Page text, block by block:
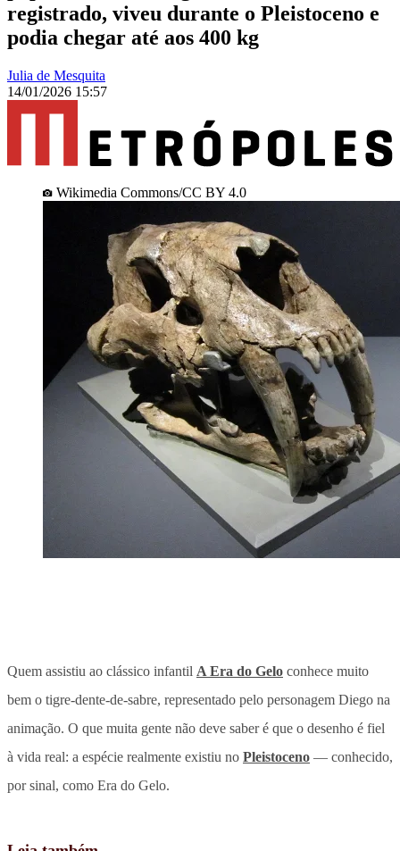
registrado, viveu durante o Pleistoceno e
podia chegar até aos 400 kg
Julia de Mesquita
14/01/2026 15:57
Wikimedia Commons/CC BY 4.0
Quem assistiu ao clássico infantil A Era do Gelo conhece muito
bem o tigre-dente-de-sabre, representado pelo personagem Diego na
animação. O que muita gente não deve saber é que o desenho é fiel
à vida real: a espécie realmente existiu no Pleistoceno — conhecido,
por sinal, como Era do Gelo.